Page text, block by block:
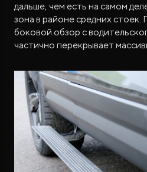
дальше, чем есть на самом
зона в районе средних
боковой обзор с
частично перекрывает